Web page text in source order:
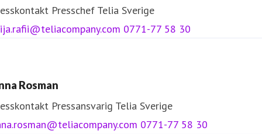
Presschef Telia Sverige
0771-77 58 30
Rosman
Pressansvarig Telia Sverige
0771-77 58 30